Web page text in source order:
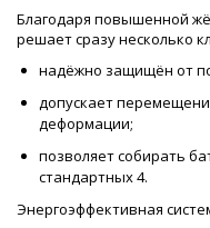
Благодаря повышенной
решает сразу несколько
надёжно защищён от
допускает
деформации;
позволяет собирать
стандартных 4.
Энергоэффективная